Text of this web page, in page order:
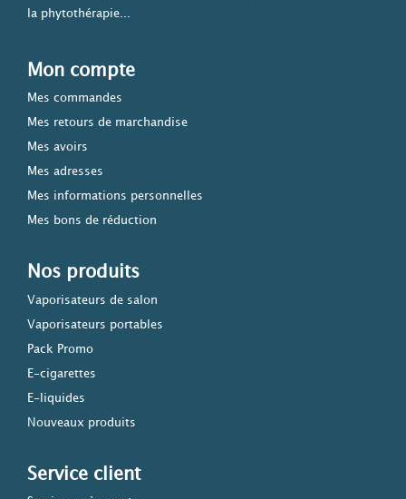
la phytothérapie...
Mon compte
Mes commandes
Mes retours de marchandise
Mes avoirs
Mes adresses
Mes informations personnelles
Mes bons de réduction
Nos produits
Vaporisateurs de salon
Vaporisateurs portables
Pack Promo
E-cigarettes
E-liquides
Nouveaux produits
Service client